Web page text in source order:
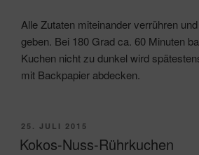
Alle Zutaten miteinander verrühren
geben. Bei 180 Grad ca. 60 Minuten
Kuchen nicht zu dunkel wird
mit Backpapier abdecken.
VERÖFFENTLICHT
AM
25. JULI 2015
Kokos-Nuss-Rührkuchen